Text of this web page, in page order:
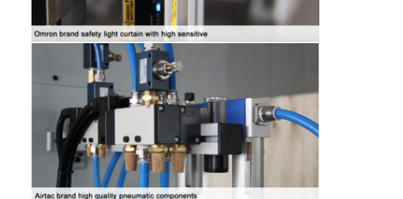
Mesin laser menandai
Paper Bag Forming Machine
Mesin pengemasan otomatis